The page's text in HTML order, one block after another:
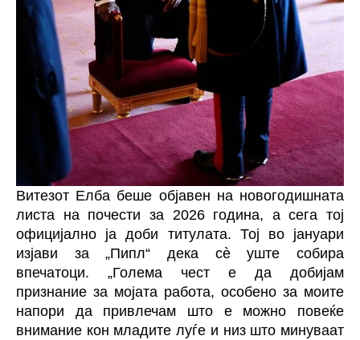
Витезот Елба беше објавен на новогодишната
листа на почести за 2026 година, а сега тој
официјално ја доби титулата. Тој во јануари
изјави за „Пипл“ дека сè уште собира
впечатоци. „Голема чест е да добијам
признание за мојата работа, особено за моите
напори да привлечам што е можно повеќе
внимание кон младите луѓе и низ што минуваат